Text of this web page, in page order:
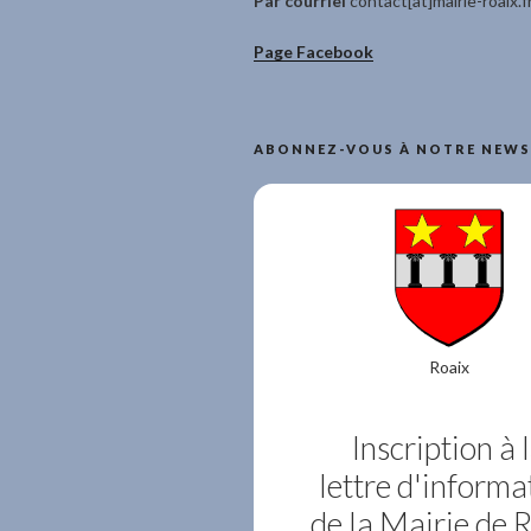
Page Facebook
ABONNEZ-VOUS À NOTRE
Roaix
Inscription à
lettre
de la Mairie de